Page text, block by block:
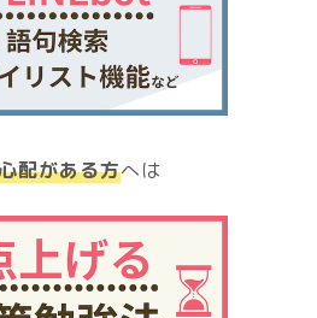
配がある方へは